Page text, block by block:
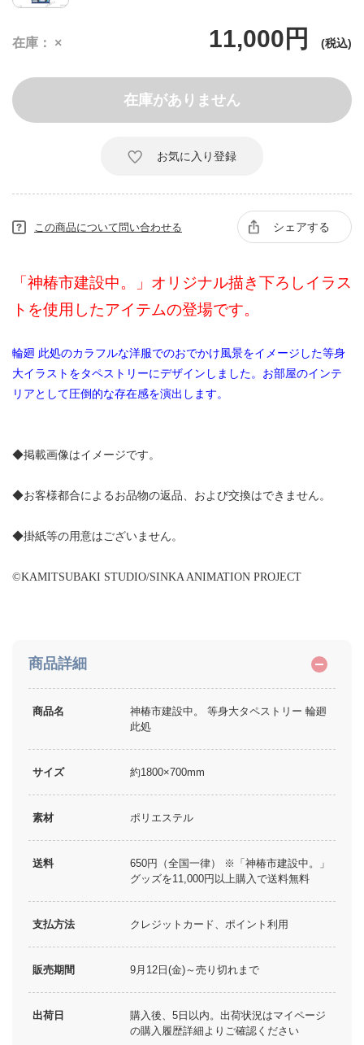
在庫 × 11,000円
お気に入り登録
在庫がありません
この商品について問い合わせる シェアする
商品詳細
商品名
神椿市建設中。 等身大タペストリー 輪廻
此処
サイズ 約1800×700mm
素材 ポリエステル
送料
650円（全国一律） ※「神椿市建設中。」
グッズを11,000円以上購入で送料無料
支払方法 クレジットカード、ポイント利用
販売期間 9月12日(金)～売り切れまで
出荷日
購入後、5日以内。出荷状況はマイページ
の購入履歴詳細よりご確認ください
「神椿市建設中。」オリジナル描き下ろしイラス
トを使用したアイテムの登場です。
輪廻 此処のカラフルな洋服でのおでかけ風景をイメージした等身
大イラストをタペストリーにデザインしました。お部屋のインテ
リアとして圧倒的な存在感を演出します。
◆掲載画像はイメージです。
◆お客様都合によるお品物の返品、および交換はできません。
◆掛紙等の用意はございません。
©KAMITSUBAKI STUDIO/SINKA ANIMATION PROJECT